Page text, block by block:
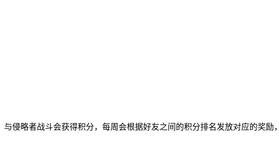
与侵略者战斗会获得积分，每周会根据好友之间的积分排名发放对应的奖励